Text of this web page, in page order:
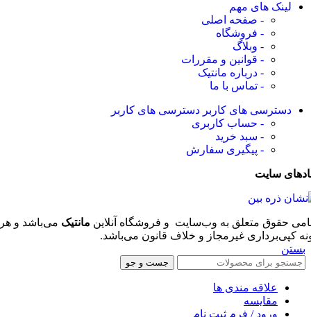
لینک های مهم
- صفحه اصلی
- فروشگاه
- وبلاگ
- قوانین و مقررات
- درباره مانتیک
- تماس با ما
دسترسی های کاربر دسترسی های کاربر
- حساب کاربری
- سبد خرید
- پیگیری سفارش
سایت
حقوق متعلق به وب‌سایت و فروشگاه‌ آنلاین مانتیک می‌باشد و هر
کپی‌برداری غیرمجاز و خلاف قانون می‌باشد.
بستن
جست و جو
علاقه مندی ها
مقایسه
ورود / فرم ثبت نام